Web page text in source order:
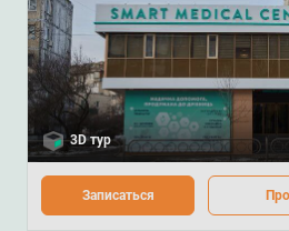
3D тур
Записаться